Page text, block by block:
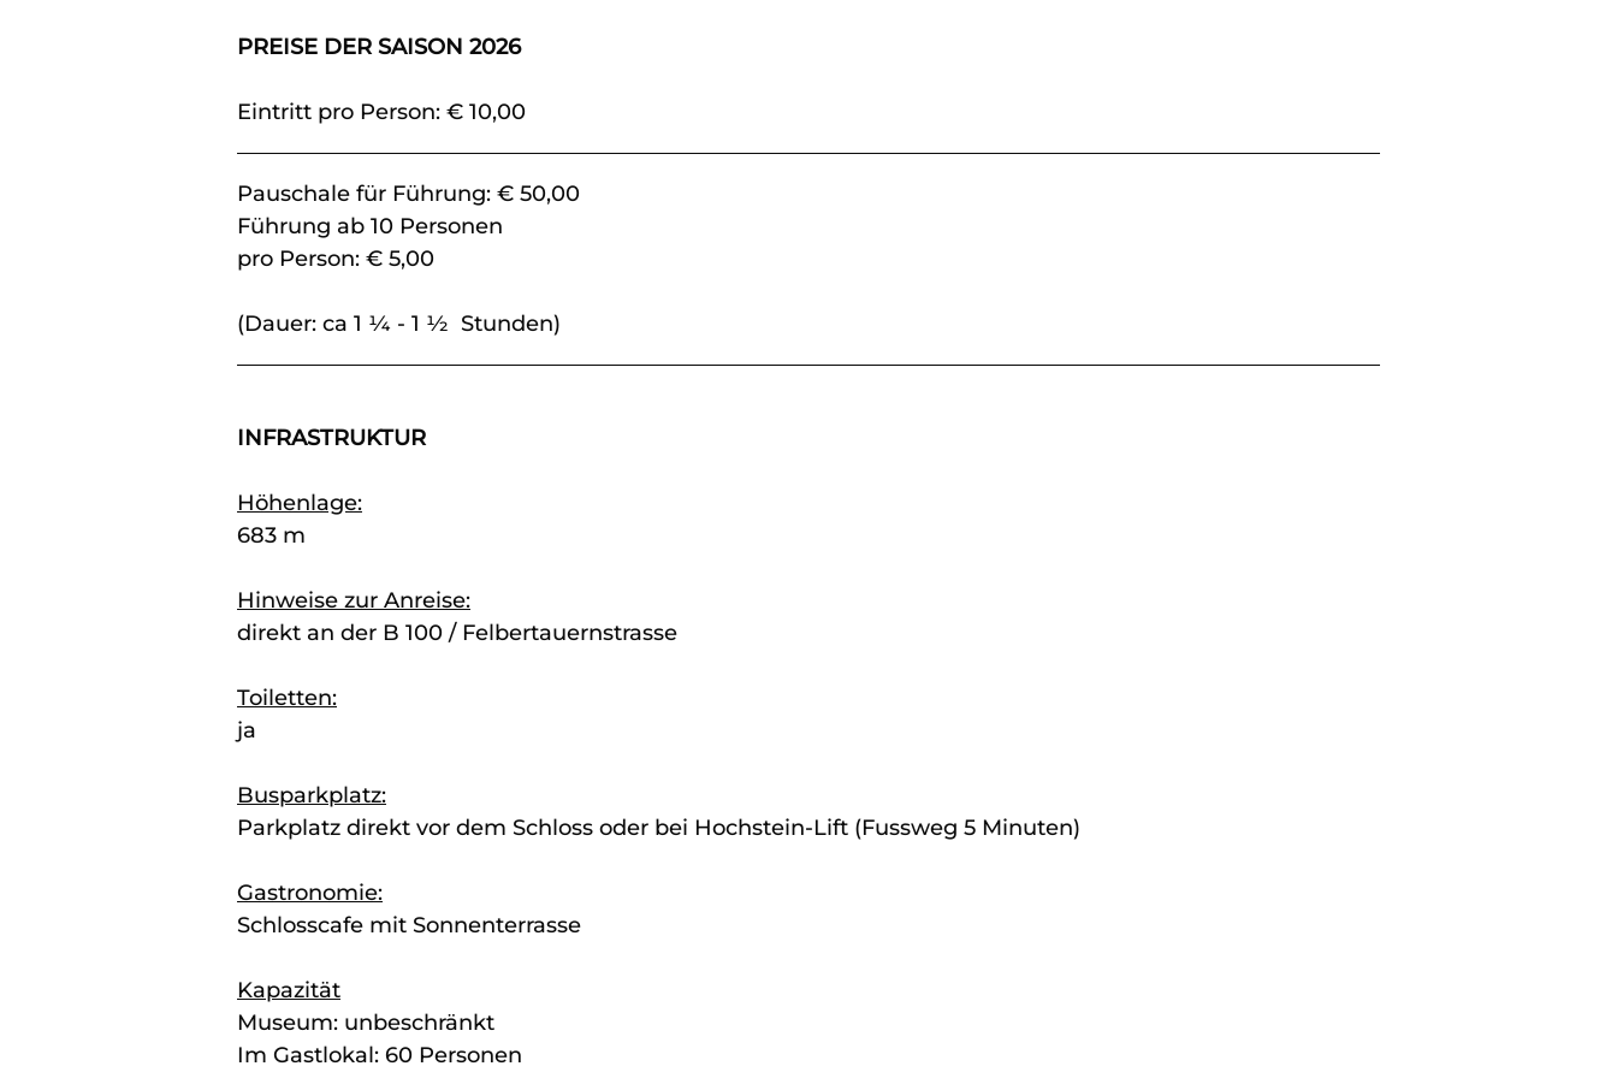
PREISE DER SAISON 2026
Eintritt pro Person: € 10,00
Pauschale für Führung: € 50,00
Führung ab 10 Personen
pro Person: € 5,00
(Dauer: ca 1 ¼ - 1 ½ Stunden)
INFRASTRUKTUR
Höhenlage:
683 m
Hinweise zur Anreise:
direkt an der B 100 / Felbertauernstrasse
Toiletten:
ja
Busparkplatz:
Parkplatz direkt vor dem Schloss oder bei Hochstein-Lift (Fussweg 5 Minuten)
Gastronomie:
Schlosscafe mit Sonnenterrasse
Kapazität
Museum: unbeschränkt
Im Gastlokal: 60 Personen